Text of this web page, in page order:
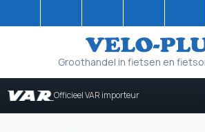
Groothandel in fietsen en
Officieel VAR importeur